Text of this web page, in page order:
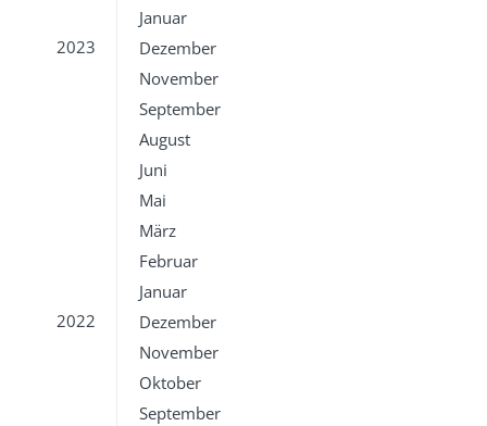
Januar
2023
Dezember
November
September
August
Juni
Mai
März
Februar
Januar
2022
Dezember
November
Oktober
September